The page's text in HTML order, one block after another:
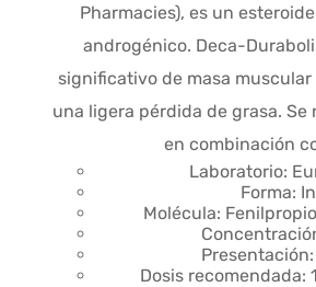
Pharmacies), es un
androgénico. Deca-
significativo de masa
una ligera pérdida de grasa.
en combinación
Laboratorio:
Forma:
Molécula:
Dosis